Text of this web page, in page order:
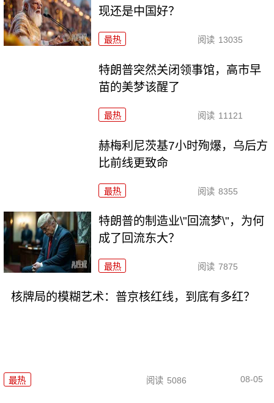
现还是中国好？
最热 阅读 13035
特朗普突然关闭领事馆，高市早
苗的美梦该醒了
最热 阅读 11121
赫梅利尼茨基7小时殉爆，乌后方
比前线更致命
最热 阅读 8355
特朗普的制造业\"回流梦\"，为何
成了回流东大？
最热 阅读 7875
核牌局的模糊艺术：普京核红线，到底有多红？
最热 阅读 5086 08-05